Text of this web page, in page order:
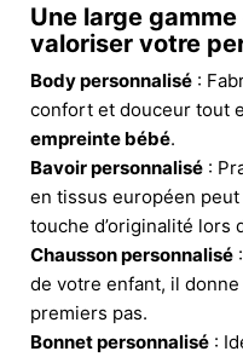
Une large
valoriser votre
Body personnalisé :
confort et douceur tout
empreinte bébé.
Bavoir personnalisé :
en tissus européen
touche d’originalité lors
Chausson personnalisé
de votre enfant, il
premiers pas.
Bonnet personnalisé :